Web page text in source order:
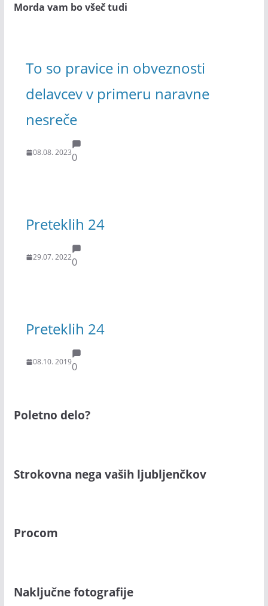
Morda vam bo všeč tudi
To so pravice in obveznosti
delavcev v primeru naravne
nesreče
08.08. 20230
Preteklih 24
29.07. 20220
Preteklih 24
08.10. 20190
Poletno delo?
Strokovna nega vaših ljubljenčkov
Procom
Naključne fotografije